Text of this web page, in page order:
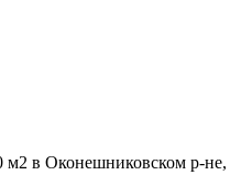
м2 в Оконешниковском р-не,